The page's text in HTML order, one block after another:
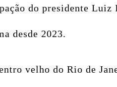
do presidente
desde 2023.
velho do Rio de